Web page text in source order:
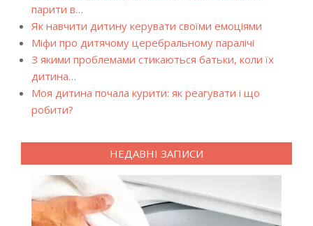
парити в…
Як навчити дитину керувати своїми емоціями
Міфи про дитячому церебральному паралічі
З якими проблемами стикаються батьки, коли їх
дитина…
Моя дитина почала курити: як реагувати і що
робити?
НЕДАВНІ ЗАПИСИ